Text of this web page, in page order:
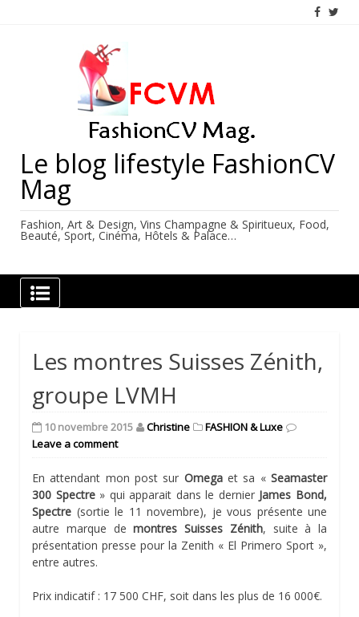
Le blog lifestyle FashionCV
Mag
Fashion, Art & Design, Vins Champagne & Spiritueux, Food,
Beauté, Sport, Cinéma, Hôtels & Palace…
Les montres Suisses Zénith,
groupe LVMH
10 novembre 2015 Christine
FASHION & Luxe
Leave a comment
En attendant mon post sur Omegaet sa «Seamaster
300 Spectre» qui apparait dans le dernier James Bond,
Spectre (sortie le 11 novembre), je vous présente une
autre marque de montres Suisses Zénith, suite à la
présentation presse pour la Zenith « El Primero Sport »,
entre autres.
Prix indicatif : 17 500 CHF, soit dans les plus de 16 000€.